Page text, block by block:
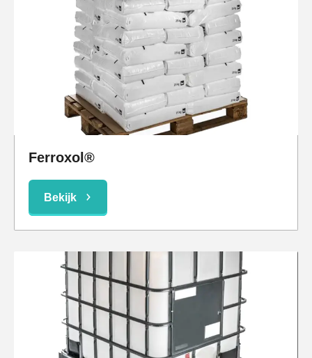
Ferroxol®
Bekijk